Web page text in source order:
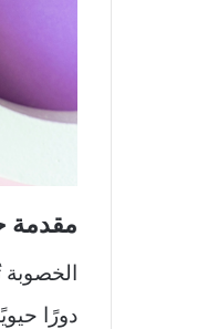
مقدمة
الخصوبة
دورًا